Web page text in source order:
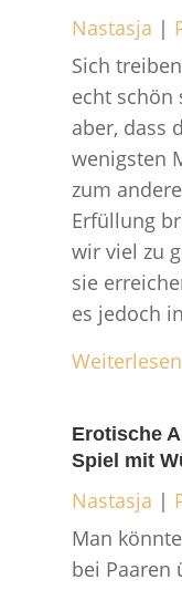
Nastasja |
Sich
echt schön
aber, dass
wenigsten
zum
Erfüllung
wir viel zu
sie
es jedoch
Weiterlesen
Erotische
Spiel mit
Nastasja |
Man
bei Paaren